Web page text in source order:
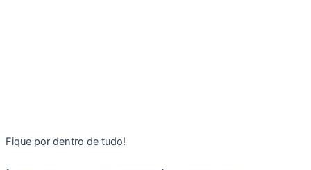
Fique por dentro de tudo!